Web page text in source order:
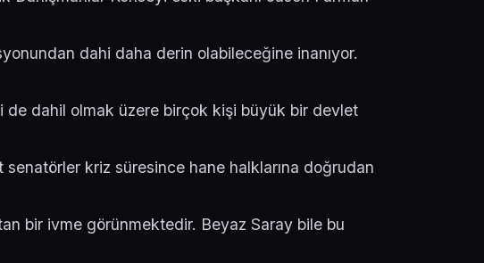
dahi daha derin olabileceğine inanıyor.
de dahil olmak üzere birçok kişi büyük bir devlet
kriz süresince hane halklarına doğrudan
bir ivme görünmektedir. Beyaz Saray bile bu